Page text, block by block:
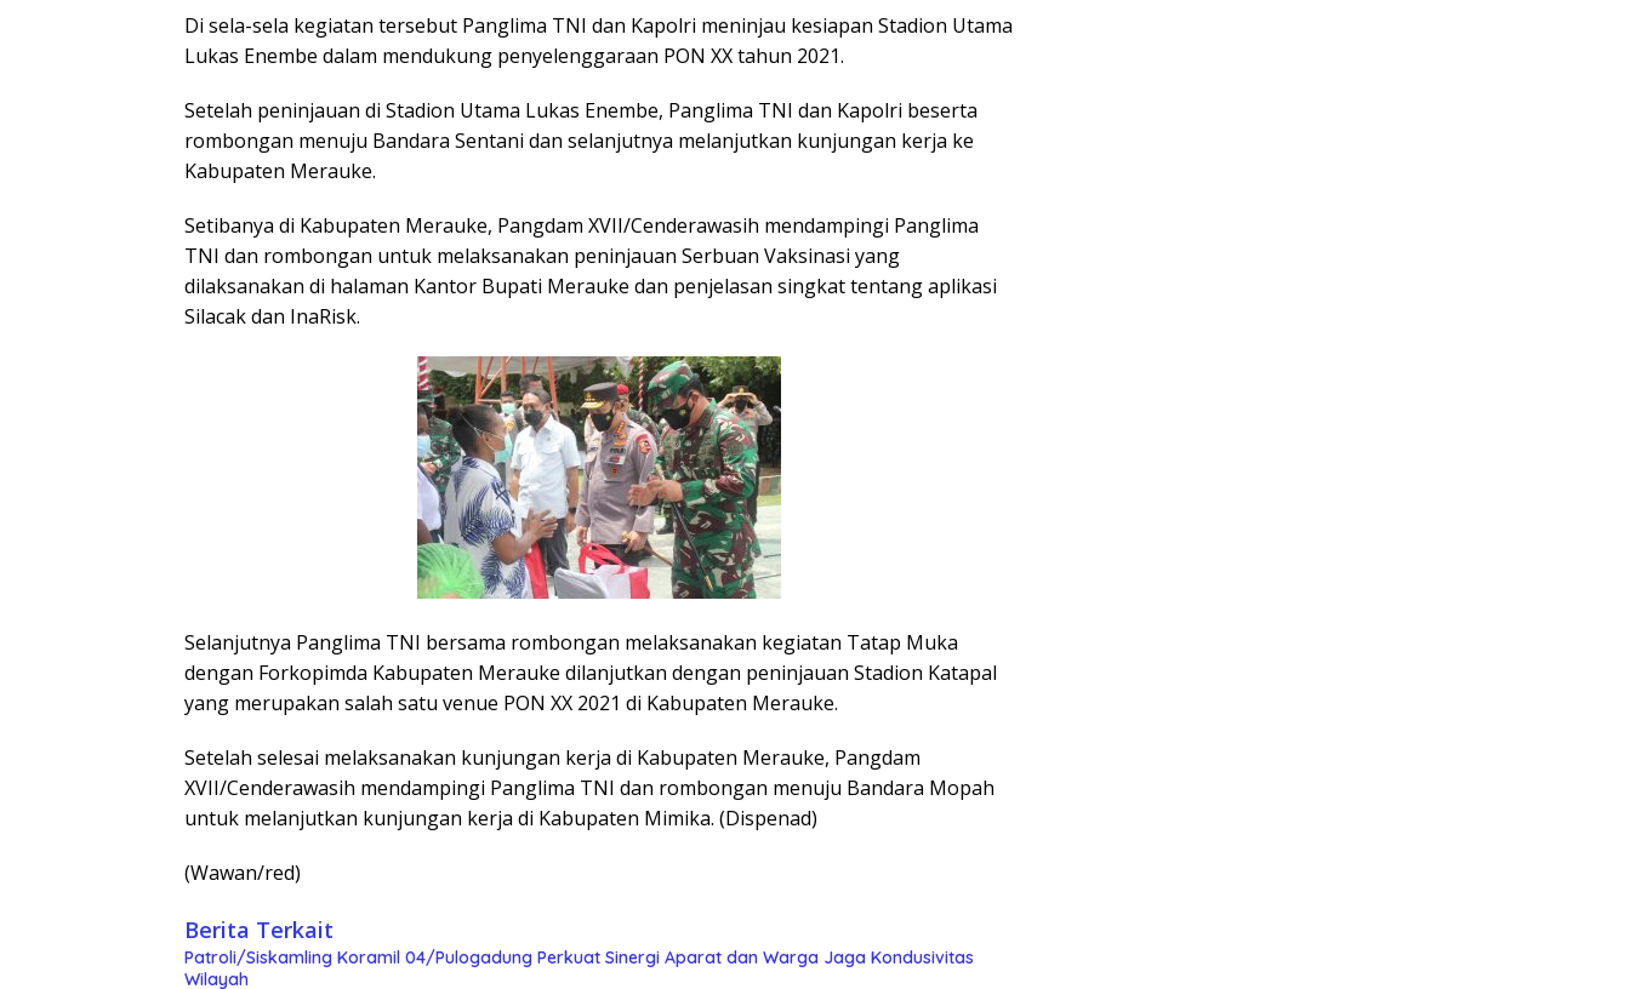
Di sela-sela kegiatan tersebut Panglima TNI dan Kapolri meninjau kesiapan Stadion Utama
Lukas Enembe dalam mendukung penyelenggaraan PON XX tahun 2021.
Setelah peninjauan di Stadion Utama Lukas Enembe, Panglima TNI dan Kapolri beserta
rombongan menuju Bandara Sentani dan selanjutnya melanjutkan kunjungan kerja ke
Kabupaten Merauke.
Setibanya di Kabupaten Merauke, Pangdam XVII/Cenderawasih mendampingi Panglima
TNI dan rombongan untuk melaksanakan peninjauan Serbuan Vaksinasi yang
dilaksanakan di halaman Kantor Bupati Merauke dan penjelasan singkat tentang aplikasi
Silacak dan InaRisk.
Selanjutnya Panglima TNI bersama rombongan melaksanakan kegiatan Tatap Muka
dengan Forkopimda Kabupaten Merauke dilanjutkan dengan peninjauan Stadion Katapal
yang merupakan salah satu venue PON XX 2021 di Kabupaten Merauke.
Setelah selesai melaksanakan kunjungan kerja di Kabupaten Merauke, Pangdam
XVII/Cenderawasih mendampingi Panglima TNI dan rombongan menuju Bandara Mopah
untuk melanjutkan kunjungan kerja di Kabupaten Mimika. (Dispenad)
(Wawan/red)
Berita Terkait
Patroli/Siskamling Koramil 04/Pulogadung Perkuat Sinergi Aparat dan Warga Jaga Kondusivitas
Wilayah